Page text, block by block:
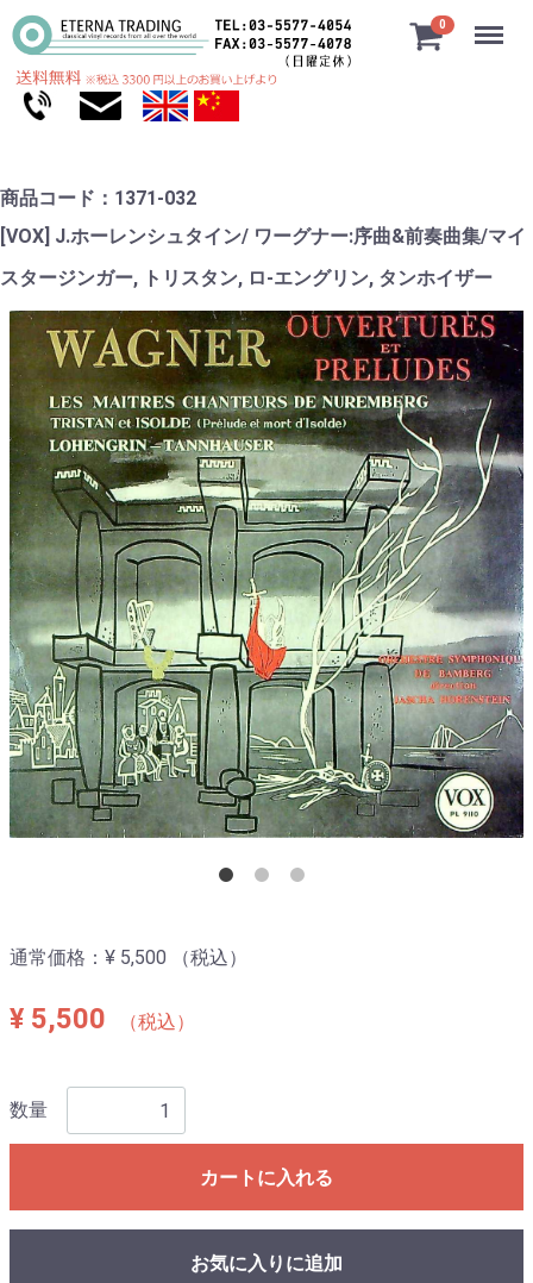
0 Menu
商品コード：1371-032
[VOX] J.ホーレンシュタイン/ ワーグナー:序曲&前奏曲集/マイ
スタージンガー, トリスタン, ロ-エングリン, タンホイザー
通常価格： ¥ 5,500 （税込）
¥ 5,500 （税込）
数量
カートに入れる
お気に入りに追加